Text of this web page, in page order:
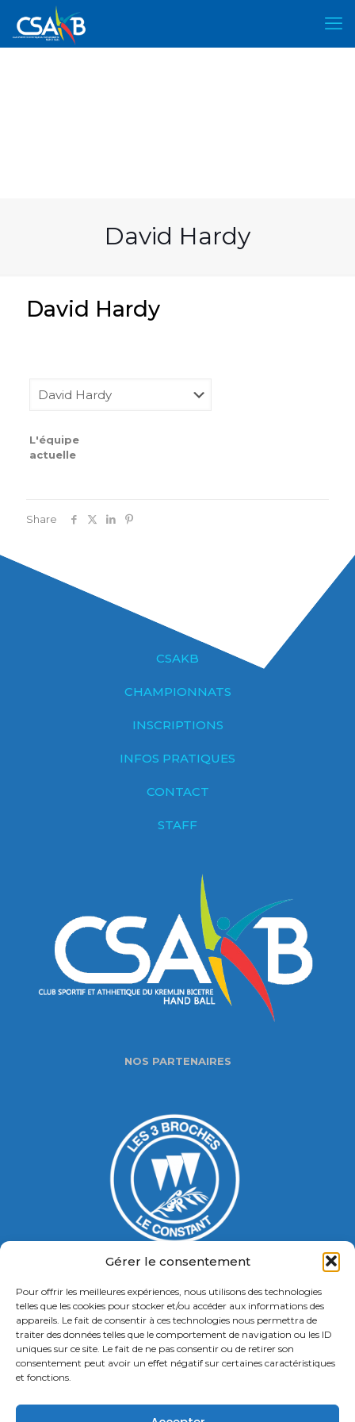
Gérer le consentement
Pour offrir les meilleures expériences, nous utilisons des technologies
telles que les cookies pour stocker et/ou accéder aux informations des
appareils. Le fait de consentir à ces technologies nous permettra de
traiter des données telles que le comportement de navigation ou les ID
uniques sur ce site. Le fait de ne pas consentir ou de retirer son
consentement peut avoir un effet négatif sur certaines caractéristiques
et fonctions.
David Hardy
David Hardy
L'équipe
actuelle
Share
CSAKB
CHAMPIONNATS
INSCRIPTIONS
INFOS PRATIQUES
CONTACT
STAFF
NOS PARTENAIRES
Gymnase Jacques Ducasse
5 Bd Chastenet de Géry
Contact : 01 46 58 49 88